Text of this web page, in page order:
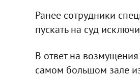
Ранее сотрудники
пускать на суд
В ответ на
самом большом зале